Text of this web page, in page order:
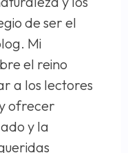
de ser el
Mi
el reino
a los lectores
ofrecer
y la